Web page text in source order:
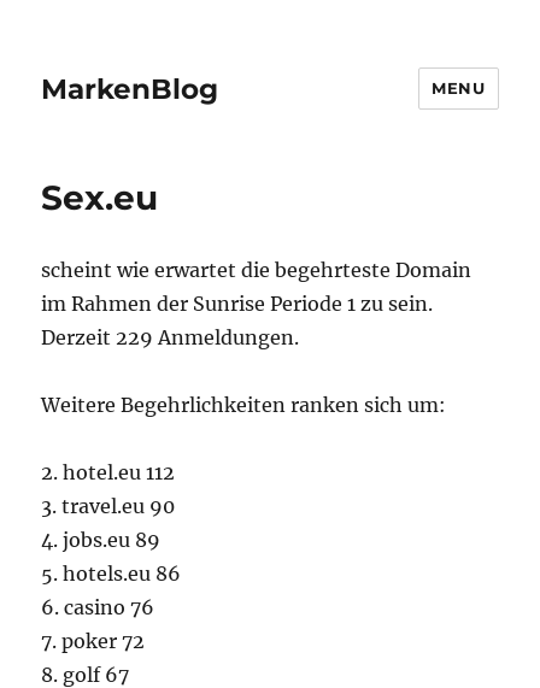
MarkenBlog MENU
Sex.eu
scheint wie erwartet die begehrteste Domain
im Rahmen der Sunrise Periode 1 zu sein.
Derzeit 229 Anmeldungen.
Weitere Begehrlichkeiten ranken sich um:
2. hotel.eu 112
3. travel.eu 90
4. jobs.eu 89
5. hotels.eu 86
6. casino 76
7. poker 72
8. golf 67